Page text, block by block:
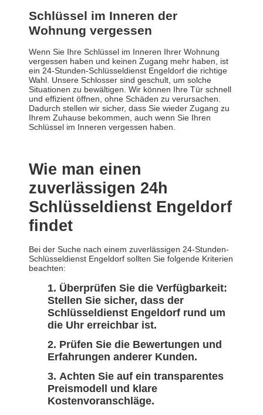
Schlüssel im Inneren der
Wohnung vergessen
Wenn Sie Ihre Schlüssel im Inneren Ihrer Wohnung
vergessen haben und keinen Zugang mehr haben, ist
ein 24-Stunden-Schlüsseldienst Engeldorf die richtige
Wahl. Unsere Schlosser sind geschult, um solche
Situationen zu bewältigen. Wir können Ihre Tür schnell
und effizient öffnen, ohne Schäden zu verursachen.
Dadurch stellen wir sicher, dass Sie wieder Zugang zu
Ihrem Zuhause bekommen, auch wenn Sie Ihren
Schlüssel im Inneren vergessen haben.
Wie man einen
zuverlässigen 24h
Schlüsseldienst Engeldorf
findet
Bei der Suche nach einem zuverlässigen 24-Stunden-
Schlüsseldienst Engeldorf sollten Sie folgende Kriterien
beachten:
Überprüfen Sie die Verfügbarkeit:
Stellen Sie sicher, dass der
Schlüsseldienst Engeldorf rund um
die Uhr erreichbar ist.
Prüfen Sie die Bewertungen und
Erfahrungen anderer Kunden.
Achten Sie auf ein transparentes
Preismodell und klare
Kostenvoranschläge.